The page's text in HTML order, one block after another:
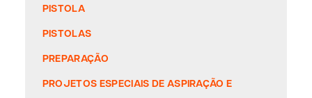
PISTOLA
PISTOLAS
PREPARAÇÃO
PROJETOS ESPECIAIS DE ASPIRAÇÃO E